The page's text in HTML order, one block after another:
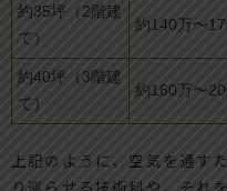
約35坪（2階建
て）
約140万〜
約40坪（3階建
て）
約160万〜
上記のように、空気を通す
り巡らせる技術料や、それ